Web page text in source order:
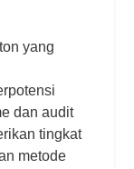
yang
dan audit
tingkat
metode